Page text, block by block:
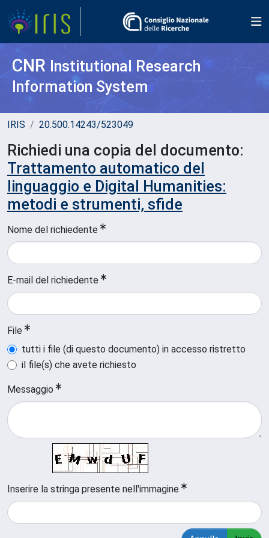
CNR Institutional Research
Information System
IRIS 20.500.14243/523049
Richiedi una copia del documento:
Trattamento automatico del
linguaggio e Digital Humanities:
metodi e strumenti, sfide
Nome del richiedente
E-mail del richiedente
File
tutti i file (di questo documento) in accesso ristretto
il file(s) che avete richiesto
Messaggio
Inserire la stringa presente nell'immagine